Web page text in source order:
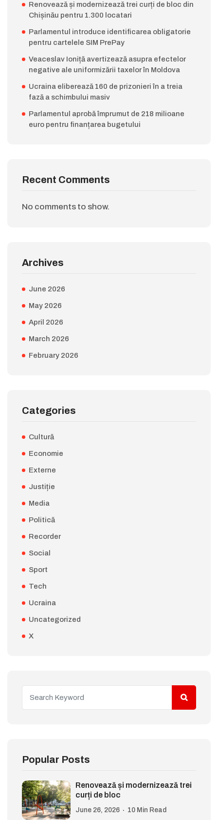
Renovează și modernizează trei curți de bloc din
Chișinău pentru 1.300 locatari
Parlamentul introduce identificarea obligatorie
pentru cartelele SIM PrePay
Veaceslav Ioniță avertizează asupra efectelor
negative ale uniformizării taxelor în Moldova
Ucraina eliberează 160 de prizonieri în a treia
fază a schimbului masiv
Parlamentul aprobă împrumut de 218 milioane
euro pentru finanțarea bugetului
Recent Comments
No comments to show.
Archives
June 2026
May 2026
April 2026
March 2026
February 2026
Categories
Cultură
Economie
Externe
Justiție
Media
Politică
Recorder
Social
Sport
Tech
Ucraina
Uncategorized
X
Popular Posts
Renovează și modernizează trei
curți de bloc
June 26, 2026 10 Min Read